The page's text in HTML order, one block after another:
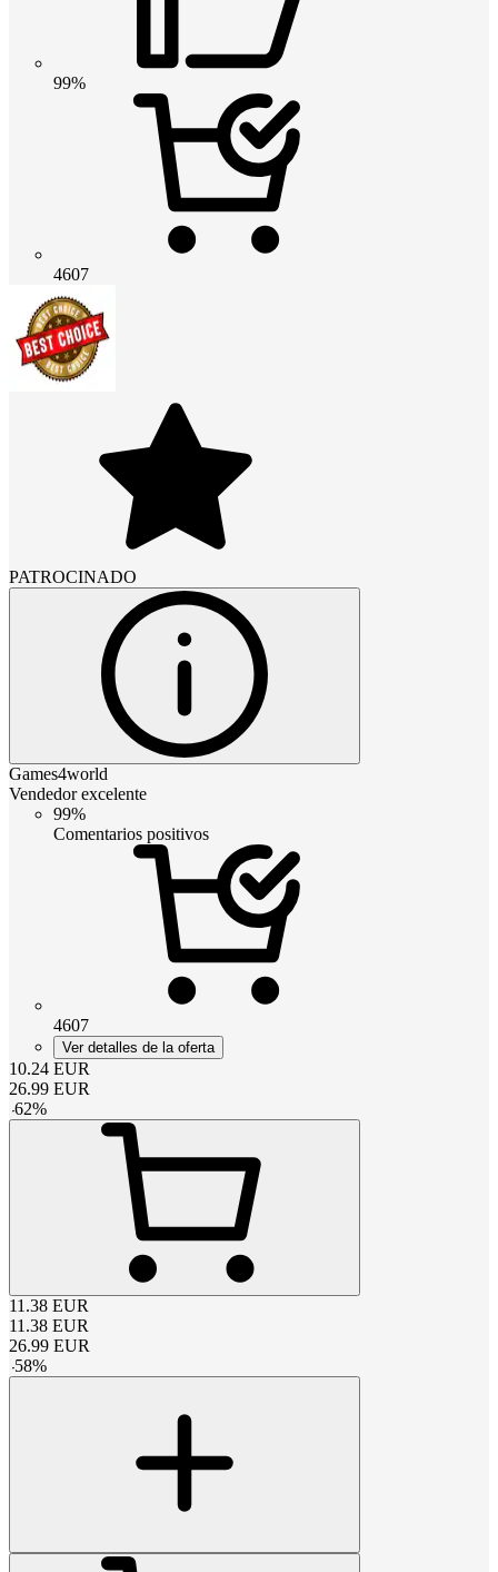
99%
4607
PATROCINADO
Games4world
Vendedor excelente
99%
Comentarios positivos
4607
Ver detalles de la oferta
10.24 EUR
26.99 EUR
-62%
11.38 EUR
11.38 EUR
26.99 EUR
-58%